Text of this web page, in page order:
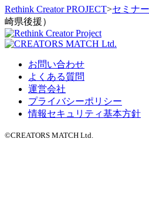
Rethink Creator PROJECT>セミナー
崎県後援）
お問い合わせ
よくある質問
運営会社
プライバシーポリシー
情報セキュリティ基本方針
©CREATORS MATCH Ltd.